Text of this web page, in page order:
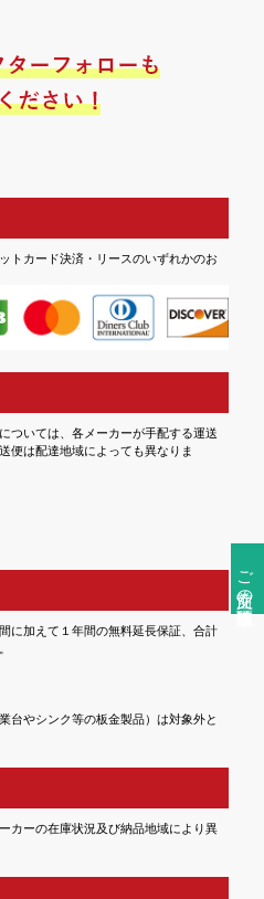
ご注文前の確認事項
トカード決済・リースのいずれかのお
ついては、各メーカーが手配する運送
便は配達地域によっても異なりま
に加えて１年間の無料延長保証、合計
台やシンク等の板金製品）は対象外と
カーの在庫状況及び納品地域により異